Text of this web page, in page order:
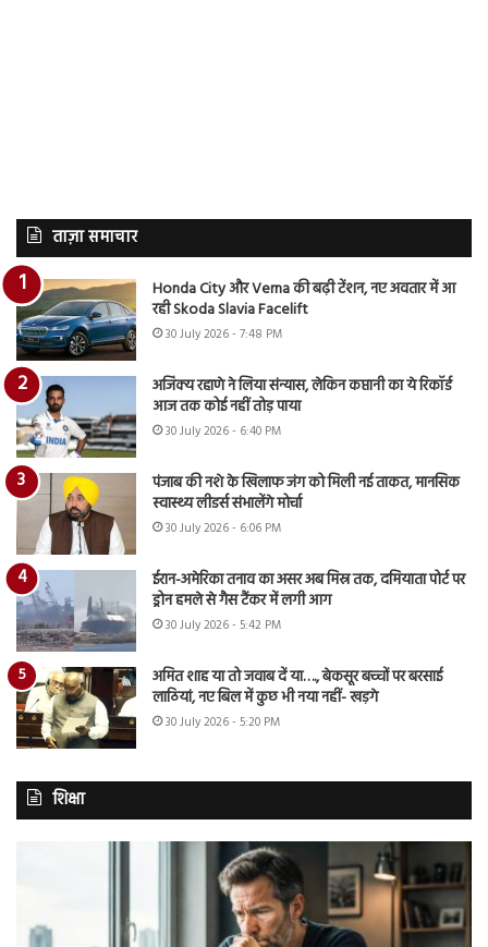
ताज़ा समाचार
Honda City और Verna की बढ़ी टेंशन, नए अवतार में आ
रही Skoda Slavia Facelift
30 July 2026 - 7:48 PM
अजिंक्य रहाणे ने लिया संन्यास, लेकिन कप्तानी का ये रिकॉर्ड
आज तक कोई नहीं तोड़ पाया
30 July 2026 - 6:40 PM
पंजाब की नशे के खिलाफ जंग को मिली नई ताकत, मानसिक
स्वास्थ्य लीडर्स संभालेंगे मोर्चा
30 July 2026 - 6:06 PM
ईरान-अमेरिका तनाव का असर अब मिस्र तक, दमियाता पोर्ट पर
ड्रोन हमले से गैस टैंकर में लगी आग
30 July 2026 - 5:42 PM
अमित शाह या तो जवाब दें या…., बेकसूर बच्चों पर बरसाई
लाठियां, नए बिल में कुछ भी नया नहीं- खड़गे
30 July 2026 - 5:20 PM
शिक्षा